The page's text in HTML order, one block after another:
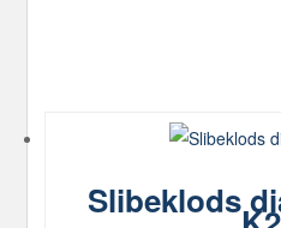
Slibeklods